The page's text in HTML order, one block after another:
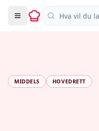
Søk i oppskrifter
MIDDELS HOVEDRETT